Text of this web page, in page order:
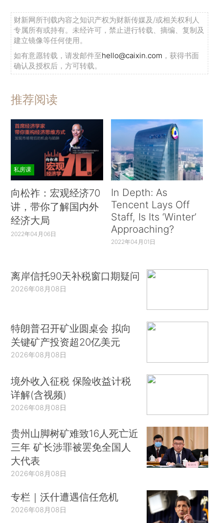
财新网所刊载内容之知识产权为财新传媒及/或相关权利人
专属所有或持有。未经许可，禁止进行转载、摘编、复制及
建立镜像等任何使用。
如有意愿转载，请发邮件至hello@caixin.com ，获得书面
确认及授权后，方可转载。
推荐阅读
私房课
向松祚：宏观经济70
讲，带你了解国内外
经济大局
2022年04月06日
In Depth: As
Tencent Lays Off
Staff, Is Its ‘Winter’
Approaching?
2022年04月01日
离岸信托90天补税窗口期疑问
2026年08月08日
特朗普召开矿业圆桌会 拟向
关键矿产投资超20亿美元
2026年08月08日
境外收入征税 保险收益计税
详解(含视频)
2026年08月08日
贵州山脚树矿难致16人死亡近
三年 矿长涉罪被罢免全国人
大代表
2026年08月08日
专栏｜沃什遭遇信任危机
2026年08月08日